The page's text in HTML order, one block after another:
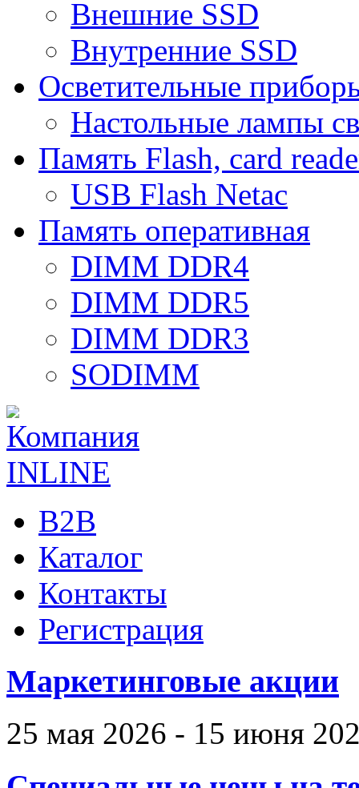
Внешние SSD
Внутренние SSD
Осветительные
Настольные лампы
Память Flash, card
USB Flash Netac
Память оперативная
DIMM DDR4
DIMM DDR5
DIMM DDR3
SODIMM
B2B
Каталог
Контакты
Регистрация
Маркетинговые акции
25 мая 2026 - 15 июня